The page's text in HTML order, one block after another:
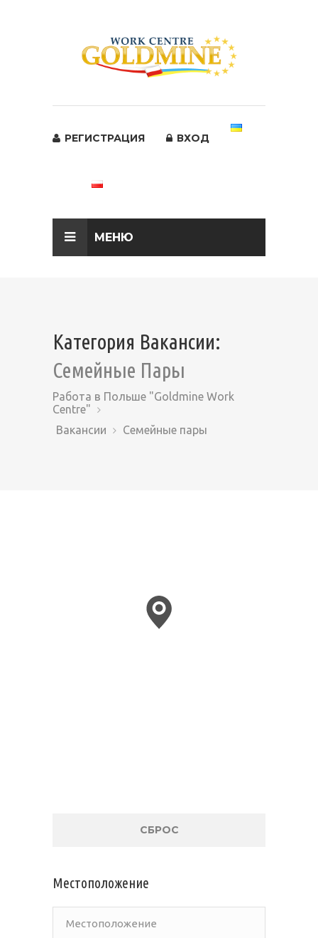
РЕГИСТРАЦИЯ ВХОД
МЕНЮ
Категория Вакансии:
Семейные Пары
Работа в Польше "Goldmine Work
Centre"
Вакансии
Семейные пары
СБРОС
Местоположение